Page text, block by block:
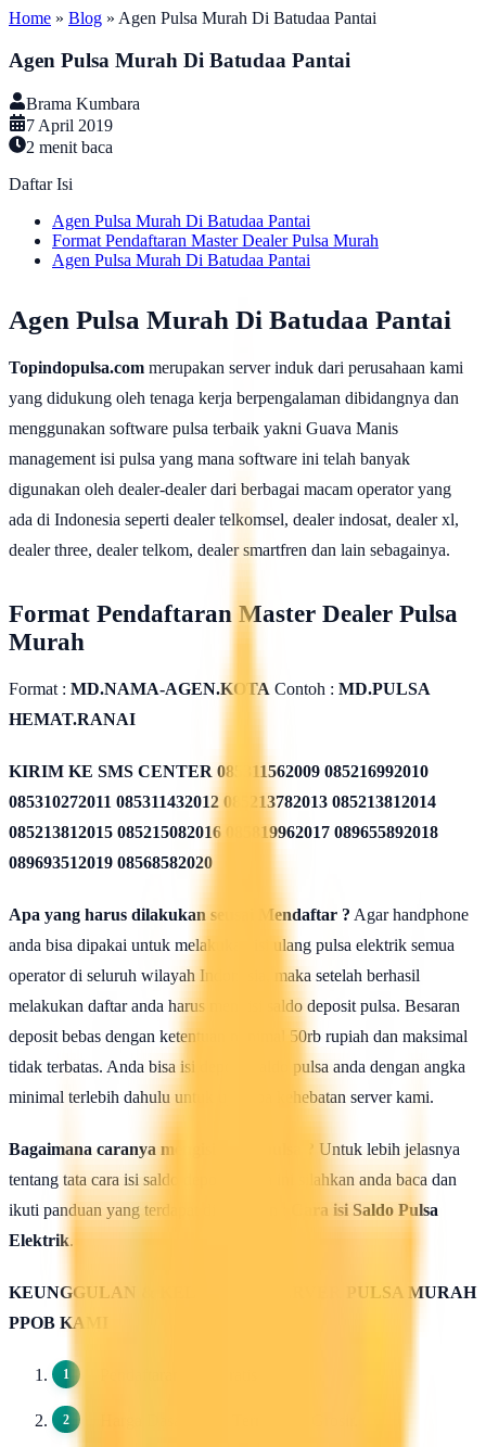
Home » Blog » Agen Pulsa Murah Di Batudaa Pantai
Agen Pulsa Murah Di Batudaa Pantai
Brama Kumbara
7 April 2019
2 menit baca
Daftar Isi
Agen Pulsa Murah Di Batudaa Pantai
Format Pendaftaran Master Dealer Pulsa Murah
Agen Pulsa Murah Di Batudaa Pantai
Agen Pulsa Murah Di Batudaa Pantai
Topindopulsa.com merupakan server induk dari perusahaan kami
yang didukung oleh tenaga kerja berpengalaman dibidangnya dan
menggunakan software pulsa terbaik yakni Guava Manis
management isi pulsa yang mana software ini telah banyak
digunakan oleh dealer-dealer dari berbagai macam operator yang
ada di Indonesia seperti dealer telkomsel, dealer indosat, dealer xl,
dealer three, dealer telkom, dealer smartfren dan lain sebagainya.
Format Pendaftaran Master Dealer Pulsa
Murah
Format : MD.NAMA-AGEN.KOTA Contoh : MD.PULSA
HEMAT.RANAI
KIRIM KE SMS CENTER 085311562009 085216992010
085310272011 085311432012 085213782013 085213812014
085213812015 085215082016 085819962017 089655892018
089693512019 08568582020
Apa yang harus dilakukan seusai Mendaftar ? Agar handphone
anda bisa dipakai untuk melakukan isi ulang pulsa elektrik semua
operator di seluruh wilayah Indonesia, maka setelah berhasil
melakukan daftar anda harus mengisi saldo deposit pulsa. Besaran
deposit bebas dengan ketentuan minimal 50rb rupiah dan maksimal
tidak terbatas. Anda bisa isi deposit saldo pulsa anda dengan angka
minimal terlebih dahulu untuk uji coba kehebatan server kami.
Bagaimana caranya mengisi saldo pulsa ?
Untuk lebih jelasnya
tentang tata cara isi saldo deposit pulsa ini silahkan anda baca dan
ikuti panduan yang terdapat di halaman :
Cara isi Saldo Pulsa
Elektrik.
KEUNGGULAN & KELEBIHAN SERVER PULSA MURAH
PPOB KAMI